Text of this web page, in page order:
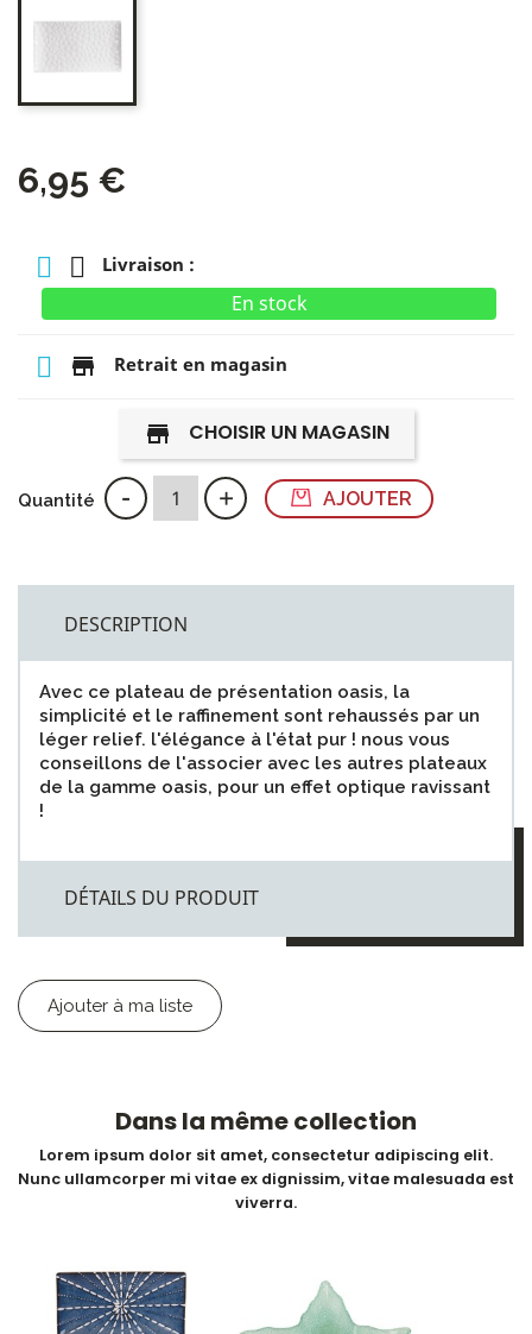
6,95 €
Livraison :
En stock
store Retrait en magasin
store CHOISIR UN MAGASIN
Quantité - + AJOUTER
DESCRIPTION
Avec ce plateau de présentation oasis, la
simplicité et le raffinement sont rehaussés par un
léger relief. l'élégance à l'état pur ! nous vous
conseillons de l'associer avec les autres plateaux
de la gamme oasis, pour un effet optique ravissant
!
DÉTAILS DU PRODUIT
Ajouter à ma liste
Dans la même collection
Lorem ipsum dolor sit amet, consectetur adipiscing elit.
Nunc ullamcorper mi vitae ex dignissim, vitae malesuada est
viverra.